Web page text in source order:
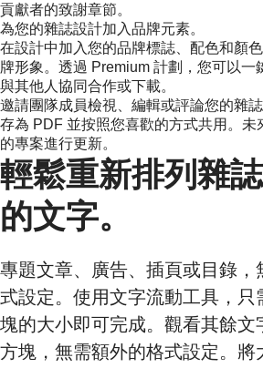
貢獻者的致謝章節。
為您的雜誌設計加入品牌元素。
在設計中加入您的品牌標誌、配色和顏
牌形象。透過 Premium 計劃，您可以一
與其他人協同合作或下載。
邀請團隊成員檢視、編輯或評論您的雜
存為 PDF 並按照您喜歡的方式共用。未
的專案進行更新。
輕鬆重新排列雜
的文字。
專題文章、廣告、插頁或目錄，
式設定。使用文字流動工具，只
塊的大小即可完成。觀看其餘文
方塊，無需額外的格式設定。將